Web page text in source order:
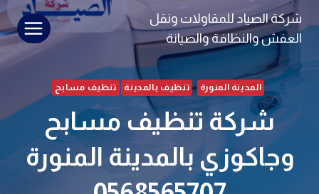
التجاوز
إلى
شركة الصياد للمقاولات ونقل
العفش والنظافة والصيانة
المدينة المنورة تنظيف بالمدينة تنظيف مسابح
شركة تنظيف مسابح
وجاكوزي بالمدينة المنورة